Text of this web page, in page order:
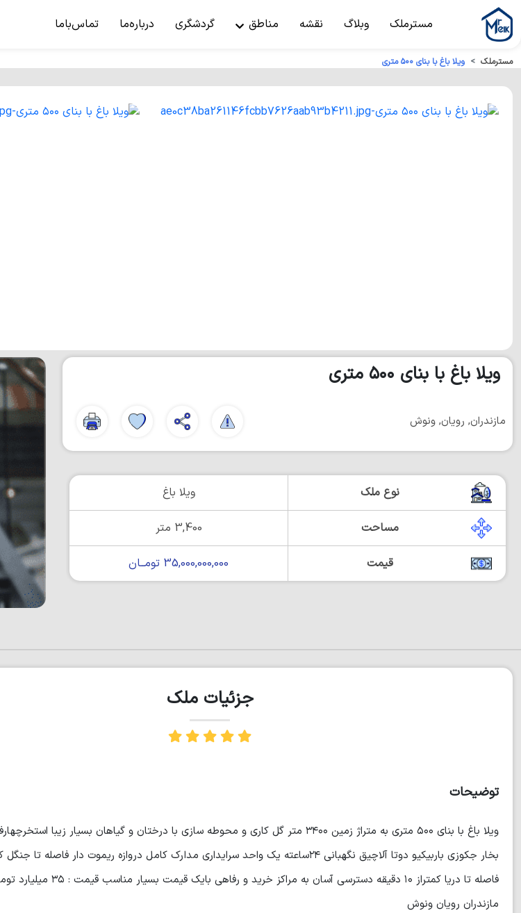
مسترملک وبلاگ نقشه مناطق گردشگری درباره‌ما تماس‌باما
مسترملک ویلا باغ با بنای ۵۰۰ متری
ویلا باغ با بنای ۵۰۰ متری
مازندران, رویان, ونوش
نوع ملک ویلا باغ
مساحت 3,400 متر
قیمت 35,000,000,000 تومــان
جزئیات ملک
توضیحات
ویلا باغ با بنای ۵۰۰ متری به متراژ زمین ۳۴۰۰ متر گل کاری و محوطه سازی با درختان و گیاهان بسیار
فاصله تا دریا کمتراز ۱۰ دقیقه دسترسی آسان به مراکز
مازندران رویان ونوش